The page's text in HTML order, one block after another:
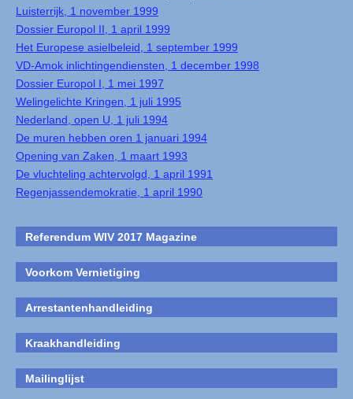
Luisterrijk, 1 november 1999
Dossier Europol II, 1 april 1999
Het Europese asielbeleid, 1 september 1999
VD-Amok inlichtingendiensten, 1 december 1998
Dossier Europol I, 1 mei 1997
Welingelichte Kringen, 1 juli 1995
Nederland, open U, 1 juli 1994
De muren hebben oren 1 januari 1994
Opening van Zaken, 1 maart 1993
De vluchteling achtervolgd, 1 april 1991
Regenjassendemokratie, 1 april 1990
Referendum WIV 2017 Magazine
Voorkom Vernietiging
Arrestantenhandleiding
Kraakhandleiding
Mailinglijst